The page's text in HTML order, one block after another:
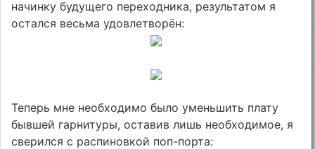
начинку будущего переходника, результатом я
остался весьма удовлетворён:
Теперь мне необходимо было уменьшить плату
бывшей гарнитуры, оставив лишь необходимое, я
сверился с распиновкой поп-порта: